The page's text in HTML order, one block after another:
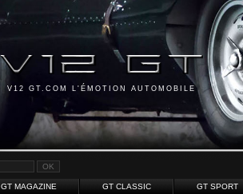
V12 GT.COM L'ÉMOTION AUTOMOBILE
GT MAGAZINE GT CLASSIC GT SPORT